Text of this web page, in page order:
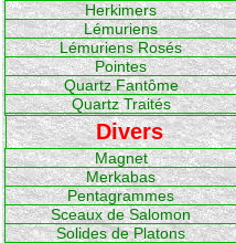
Herkimers
Lémuriens
Lémuriens Rosés
Pointes
Quartz Fantôme
Quartz Traités
Divers
Magnet
Merkabas
Pentagrammes
Sceaux de Salomon
Solides de Platons